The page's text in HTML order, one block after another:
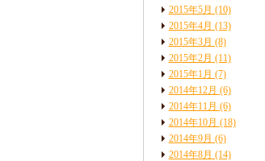
2015年5月 (10)
2015年4月 (13)
2015年3月 (8)
2015年2月 (11)
2015年1月 (7)
2014年12月 (6)
2014年11月 (6)
2014年10月 (18)
2014年9月 (6)
2014年8月 (14)